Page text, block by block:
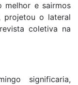
melhor e sairmos
projetou o lateral
coletiva na
significaria,